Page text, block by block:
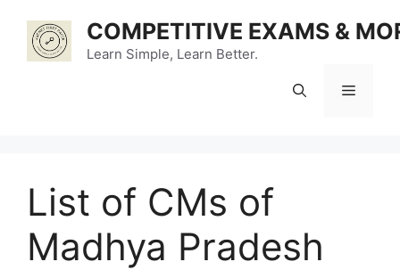
content
COMPETITIVE EXAMS &
Learn Simple, Learn Better.
Menu
List of CMs of
Madhya Pradesh